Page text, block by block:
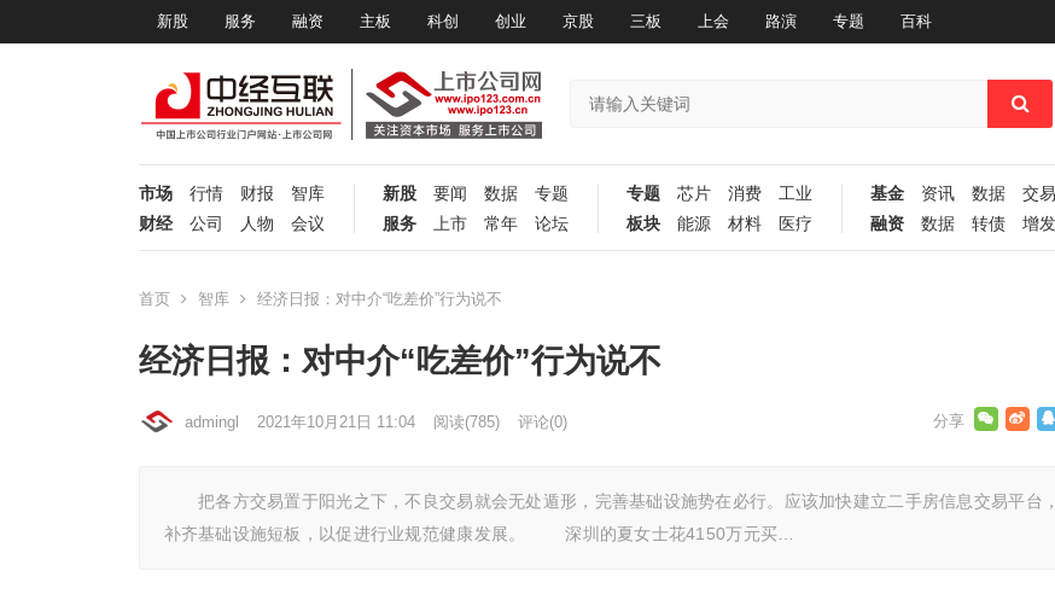
新股 服务 融资 主板 科创 创业 京股 三板 上会 路演 专题 百科
市场 行情 财报
智库
财经
公司 人物 会议
新股 要闻 数据
专题
服务
上市 常年 论坛
专题 芯片 消费
工业
板块
能源 材料 医疗
基金 资讯 数据
交易
融资
数据 转债 增发
首页 智库 经济日报：对中介“吃差价”行为说不
经济日报：对中介“吃差价”行为说不
admingl 2021年10月21日 11:04 阅读(785) 评论(0)
把各方交易置于阳光之下，不良交易就会无处遁形，完善基础设施势在必行。应该加快建立二手房信息交易平台，
补齐基础设施短板，以促进行业规范健康发展。 深圳的夏女士花4150万元买…